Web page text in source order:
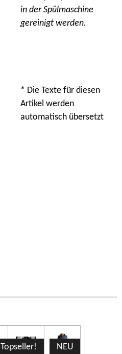
in der Spülmaschine
gereinigt werden.
* Die Texte für diesen
Artikel werden
automatisch übersetzt
Topseller! NEU